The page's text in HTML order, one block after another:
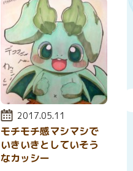
投稿日:
2017.05.11
モチモチ感マシマシで
いきいきとしていそう
なカッシー